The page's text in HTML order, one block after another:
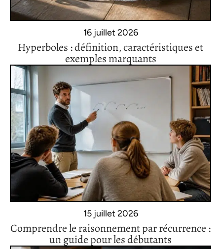
16 juillet 2026
Hyperboles : définition, caractéristiques et
exemples marquants
15 juillet 2026
Comprendre le raisonnement par récurrence :
un guide pour les débutants